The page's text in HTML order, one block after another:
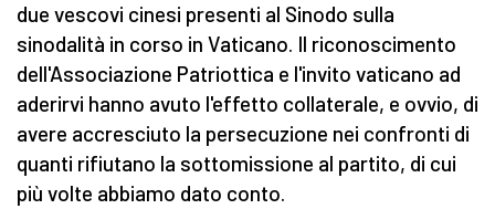
due vescovi cinesi presenti al Sinodo sulla
sinodalità in corso in Vaticano. Il riconoscimento
dell'Associazione Patriottica e l'invito vaticano ad
aderirvi hanno avuto l'effetto collaterale, e ovvio, di
avere accresciuto la persecuzione nei confronti di
quanti rifiutano la sottomissione al partito, di cui
più volte abbiamo dato conto.